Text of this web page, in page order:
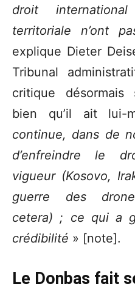
droit
territoriale n’ont
explique Dieter
Tribunal
critique désormais
bien qu’il ait lui-
continue, dans de
d’enfreindre le
vigueur (Kosovo,
guerre des
cetera) ; ce qui a
crédibilité » [note].
Le Donbas fait